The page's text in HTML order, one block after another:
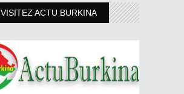
VISITEZ ACTU BURKINA